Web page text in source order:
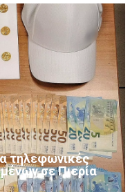
τηλεφωνικές
σε Πιερία